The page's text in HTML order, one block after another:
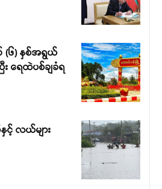
(၆) နှစ်အရွယ်
ရေထဲပစ်ချခံရ
နှင့် လယ်များ